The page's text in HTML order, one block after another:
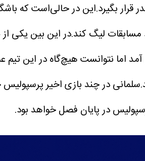
بگیرد.این در حالی‌است که
مسابقات لیگ کند.در این بین
اما نتوانست هیچ‌گاه در این
در چند بازی اخیر پرسپولیس
در پایان فصل خواهد بود.